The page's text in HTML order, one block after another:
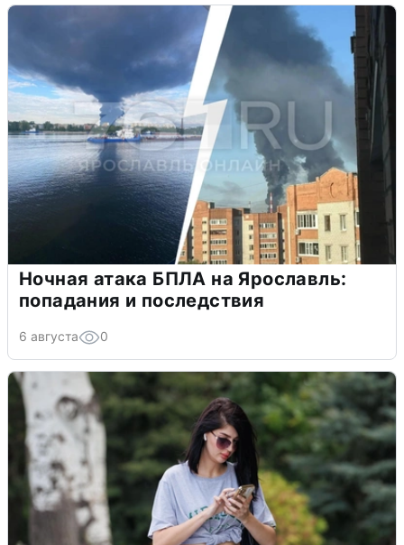
Ночная атака БПЛА на Ярославль:
попадания и последствия
6 августа 0